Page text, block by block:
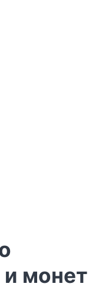
монет